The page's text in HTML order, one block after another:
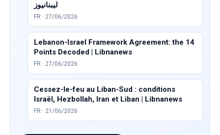
ليبنانيوز
FR · 27/06/2026
Lebanon-Israel Framework Agreement: the 14
Points Decoded | Libnanews
FR · 27/06/2026
Cessez-le-feu au Liban-Sud : conditions
Israël, Hezbollah, Iran et Liban | Libnanews
FR · 21/06/2026